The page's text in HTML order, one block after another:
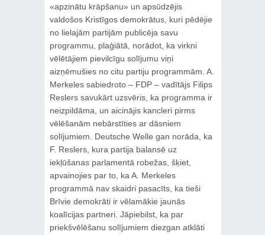
«apzinātu krāpšanu» un apsūdzējis
valdošos Kristīgos demokrātus, kuri pēdējie
no lielajām partijām publicēja savu
programmu, plaģiātā, norādot, ka virkni
vēlētājiem pievilcīgu solījumu viņi
aizņēmušies no citu partiju programmām. A.
Merkeles sabiedroto – FDP – vadītājs Filips
Reslers savukārt uzsvēris, ka programma ir
neizpildāma, un aicinājis kancleri pirms
vēlēšanām nebārstīties ar dāsniem
solījumiem. Deutsche Welle gan norāda, ka
F. Reslers, kura partija balansē uz
iekļūšanas parlamentā robežas, šķiet,
apvainojies par to, ka A. Merkeles
programmā nav skaidri pasacīts, ka tieši
Brīvie demokrāti ir vēlamākie jaunās
koalīcijas partneri. Jāpiebilst, ka par
priekšvēlēšanu solījumiem diezgan atklāti